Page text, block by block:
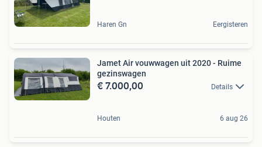
Haren Gn Eergisteren
Jamet Air vouwwagen uit 2020 - Ruime
gezinswagen
€ 7.000,00 Details
Houten 6 aug 26